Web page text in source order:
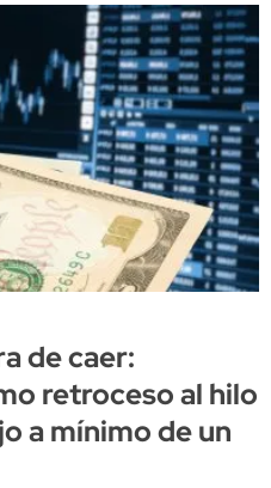
de caer:
retroceso al hilo
a mínimo de un